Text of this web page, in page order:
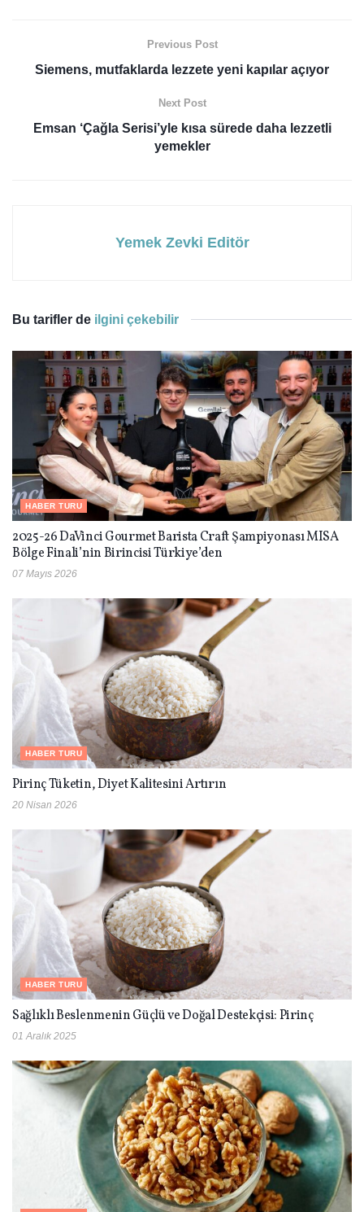
Previous Post
Siemens, mutfaklarda lezzete yeni kapılar açıyor
Next Post
Emsan ‘Çağla Serisi’yle kısa sürede daha lezzetli
yemekler
Yemek Zevki Editör
Bu tarifler de ilgini çekebilir
HABER TURU
2025-26 DaVinci Gourmet Barista Craft Şampiyonası MISA
Bölge Finali’nin Birincisi Türkiye’den
07 Mayıs 2026
HABER TURU
Pirinç Tüketin, Diyet Kalitesini Artırın
20 Nisan 2026
HABER TURU
Sağlıklı Beslenmenin Güçlü ve Doğal Destekçisi: Pirinç
01 Aralık 2025